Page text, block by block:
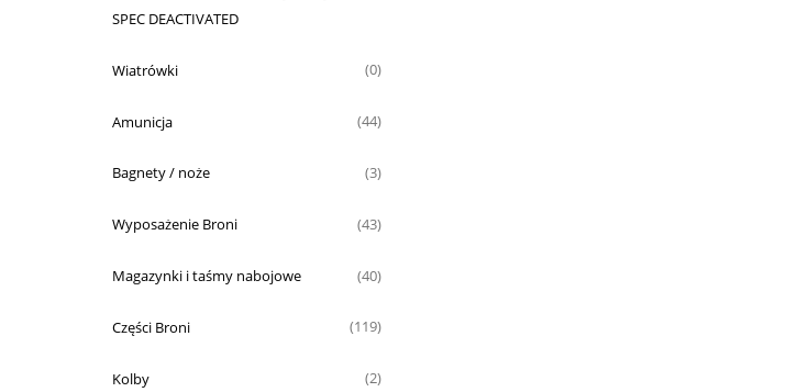
SPEC DEACTIVATED
Wiatrówki (0)
Amunicja (44)
Bagnety / noże (3)
Wyposażenie Broni (43)
Magazynki i taśmy nabojowe (40)
Części Broni (119)
Kolby (2)